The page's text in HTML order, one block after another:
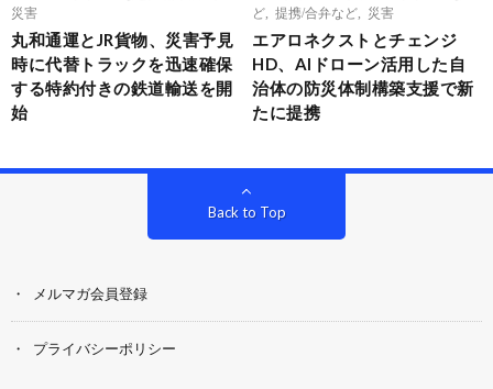
災害
丸和通運とJR貨物、災害予見
時に代替トラックを迅速確保
する特約付きの鉄道輸送を開
始
ど
提携/合弁など 災害
エアロネクストとチェンジ
HD、AIドローン活用した自
治体の防災体制構築支援で新
たに提携
Back to Top
メルマガ会員登録
プライバシーポリシー